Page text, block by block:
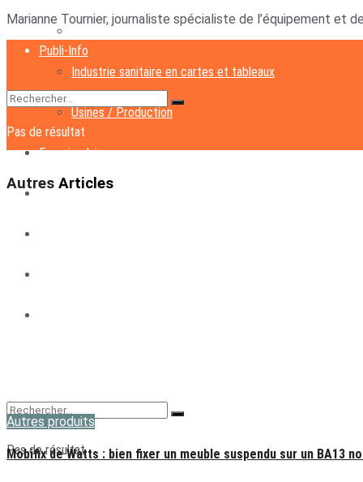
Design
Publi-Info
Pas de résultat
Fabriquer en France
Industrie sanitaire en cartes et tableaux
Usines / Production
Eco circulaire
Marché
Pas de résultat
Marianne Tournier, journaliste spécialiste de l’équipement et
Autres Articles
Autres produits
Mobifix de Watts : bien fixer un meuble suspendu sur un BA13